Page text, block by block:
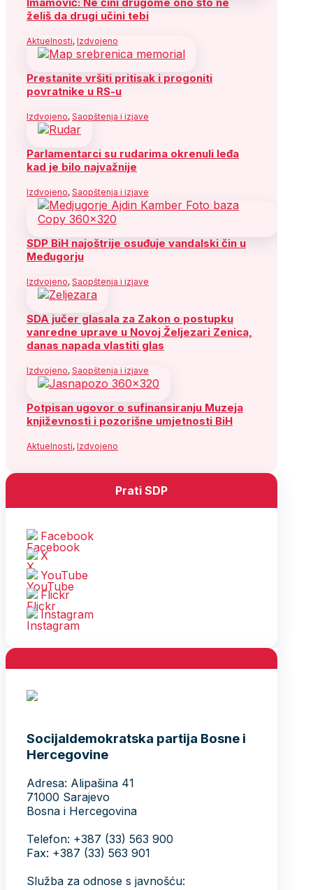
želiš da drugi učini tebi
Aktuelnosti, Izdvojeno
Prestanite vršiti pritisak i progoniti
povratnike u RS-u
Izdvojeno, Saopštenja i izjave
Parlamentarci su rudarima okrenuli leđa
kad je bilo najvažnije
Izdvojeno, Saopštenja i izjave
SDP BiH najoštrije osuđuje vandalski čin u
Međugorju
Izdvojeno, Saopštenja i izjave
SDA jučer glasala za Zakon o postupku
vanredne uprave u Novoj Željezari Zenica,
danas napada vlastiti glas
Izdvojeno, Saopštenja i izjave
Potpisan ugovor o sufinansiranju Muzeja
književnosti i pozorišne umjetnosti BiH
Aktuelnosti, Izdvojeno
Prati SDP
Facebook
X
YouTube
Flickr
Instagram
Socijaldemokratska partija Bosne i
Hercegovine
Adresa: Alipašina 41
71000 Sarajevo
Bosna i Hercegovina
Telefon: +387 (33) 563 900
Fax: +387 (33) 563 901
Služba za odnose s javnošću: